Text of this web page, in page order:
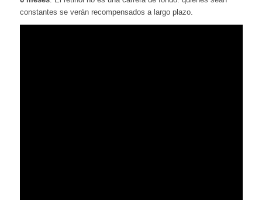
constantes se verán recompensados a largo plazo.